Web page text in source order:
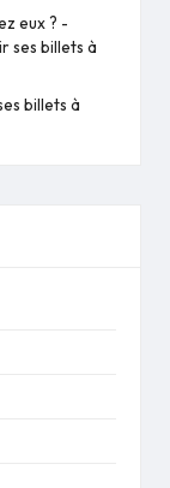
eux ? -
ses billets à
billets à